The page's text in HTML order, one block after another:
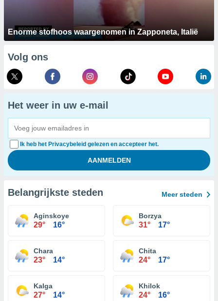
Enorme stofhoos waargenomen in Zapponeta, Italië
Volg ons
Het weer in uw e-mail
Ik heb het Privacybeleid gelezen en accepteer het.
Belangrijkste steden Meer steden
Aginskoye
29° 16°
Borzya
31° 17°
Chara
23° 14°
Chita
24° 17°
Kalga
27° 14°
Khilok
24° 16°